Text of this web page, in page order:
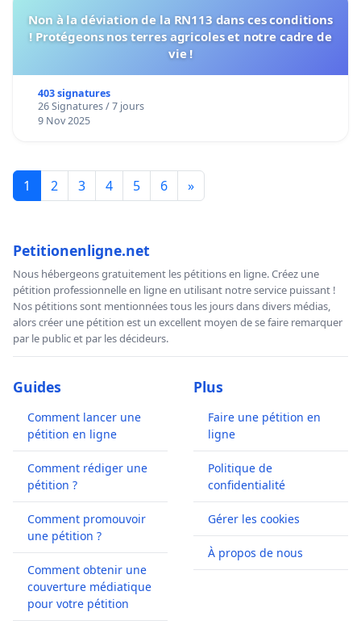
Non à la déviation de la RN113 dans ces conditions
! Protégeons nos terres agricoles et notre cadre de
vie !
403 signatures
26 Signatures / 7 jours
9 Nov 2025
1 2 3 4 5 6 »
Petitionenligne.net
Nous hébergeons gratuitement les pétitions en ligne. Créez une
pétition professionnelle en ligne en utilisant notre service puissant !
Nos pétitions sont mentionnées tous les jours dans divers médias,
alors créer une pétition est un excellent moyen de se faire remarquer
par le public et par les décideurs.
Guides
Comment lancer une
pétition en ligne
Comment rédiger une
pétition ?
Comment promouvoir
une pétition ?
Comment obtenir une
couverture médiatique
pour votre pétition
Plus
Faire une pétition en
ligne
Politique de
confidentialité
Gérer les cookies
À propos de nous